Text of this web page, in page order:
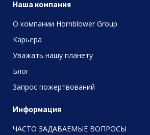
Наша компания
О компании Hornblower Group
Карьера
Уважать нашу планету
Блог
Запрос пожертвований
Информация
ЧАСТО ЗАДАВАЕМЫЕ ВОПРОСЫ